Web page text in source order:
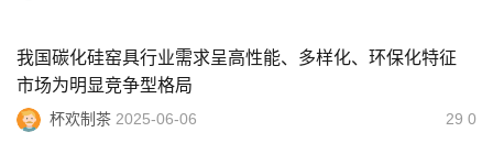
我国碳化硅窑具行业需求呈高性能、多样化、环保化特征
市场为明显竞争型格局
杯欢制茶 2025-06-06 29 0